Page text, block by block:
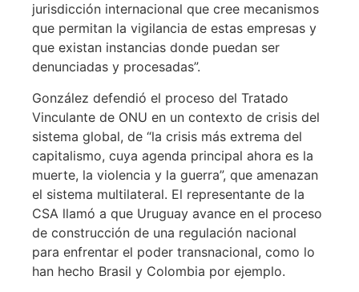
jurisdicción internacional que cree mecanismos
que permitan la vigilancia de estas empresas y
que existan instancias donde puedan ser
denunciadas y procesadas”.
González defendió el proceso del Tratado
Vinculante de ONU en un contexto de crisis del
sistema global, de “la crisis más extrema del
capitalismo, cuya agenda principal ahora es la
muerte, la violencia y la guerra”, que amenazan
el sistema multilateral. El representante de la
CSA llamó a que Uruguay avance en el proceso
de construcción de una regulación nacional
para enfrentar el poder transnacional, como lo
han hecho Brasil y Colombia por ejemplo.